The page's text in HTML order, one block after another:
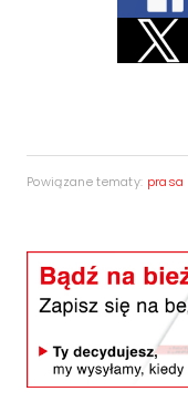
Powiązane tematy: prasa